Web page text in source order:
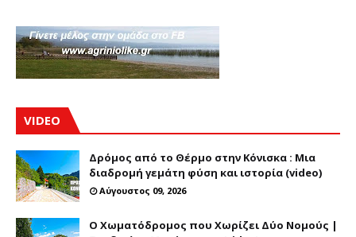
VIDEO
Δρόμος από το Θέρμο στην Κόνισκα : Μια
διαδρομή γεμάτη φύση και ιστορία (video)
Αύγουστος 09, 2026
Ο Χωματόδρομος που Χωρίζει Δύο Νομούς |